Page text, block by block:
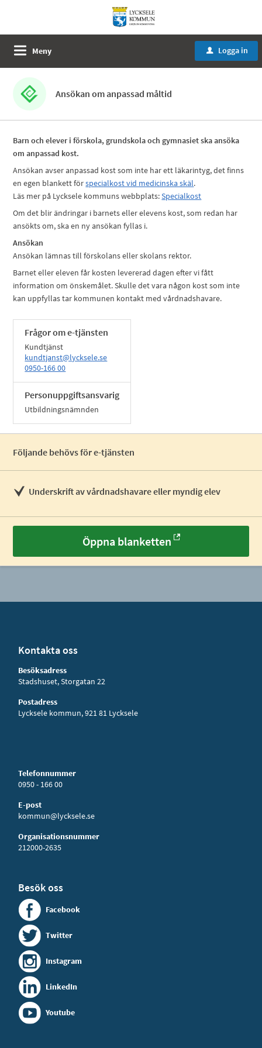
Meny u Logga in
Ansökan om anpassad måltid
Barn och elever i förskola, grundskola och gymnasiet ska ansöka
om anpassad kost.
Ansökan avser anpassad kost som inte har ett läkarintyg, det finns
en egen blankett förspecialkost vid medicinska skäl.
Läs mer på Lycksele kommuns webbplats:Specialkost
Om det blir ändringar i barnets eller elevens kost, som redan har
ansökts om, ska en ny ansökan fyllas i.
Ansökan
Ansökan lämnas till förskolans eller skolans rektor.
Barnet eller eleven får kosten levererad dagen efter vi fått
information om önskemålet. Skulle det vara någon kost som inte
kan uppfyllas tar kommunen kontakt med vårdnadshavare.
Frågor om e-tjänsten
Kundtjänst
kundtjanst@lycksele.se
0950-166 00
Personuppgiftsansvarig
Utbildningsnämnden
Följande behövs för e-tjänsten
Underskrift av vårdnadshavare eller myndig elev
Öppna blanketten
Kontakta oss
Besöksadress
Stadshuset, Storgatan 22
Postadress
Lycksele kommun, 921 81 Lycksele
Telefonnummer
0950 - 166 00
E-post
kommun@lycksele.se
Organisationsnummer
212000-2635
Besök oss
Facebook
Twitter
Instagram
LinkedIn
Youtube